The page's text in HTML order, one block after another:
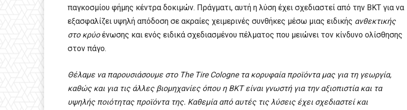
παγκοσμίου φήμης κέντρα δοκιμών. Πράγματι, αυτή η λύση έχει σχεδιαστεί από την BKT για να
εξασφαλίζει υψηλή απόδοση σε ακραίες χειμερινές συνθήκες μέσω μιας ειδικής ανθεκτικής
στο κρύοένωσης και ενός ειδικά σχεδιασμένου πέλματος που μειώνει τον κίνδυνο ολίσθησης
στον πάγο.
Θέλαμε να παρουσιάσουμε στο The Tire Cologne τα κορυφαία προϊόντα μας για τη γεωργία,
καθώς και για τις άλλες βιομηχανίες όπου η BKT είναι γνωστή για την αξιοπιστία και τα
υψηλής ποιότητας προϊόντα της. Καθεμία από αυτές τις λύσεις έχει σχεδιαστεί και